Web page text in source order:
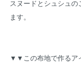
スヌードとシュシュの
ます。
▼▼この布地で作るア